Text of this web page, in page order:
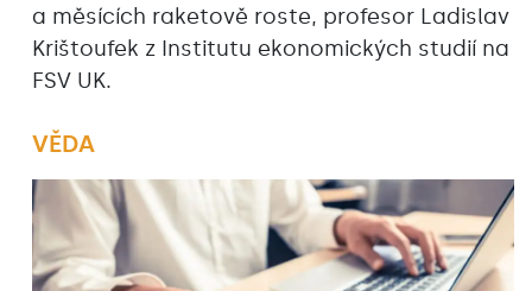
a měsících raketově roste, profesor Ladislav
Krištoufek z Institutu ekonomických studií na
FSV UK.
VĚDA